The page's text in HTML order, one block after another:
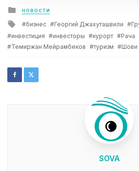
Posted
in
НОВОСТИ
Tagged
бизнес Георгий Джахуташвили
инвестиция
инвесторы курорт Рача
Темиржан Мейрамбеков
туризм Шови
SOVA